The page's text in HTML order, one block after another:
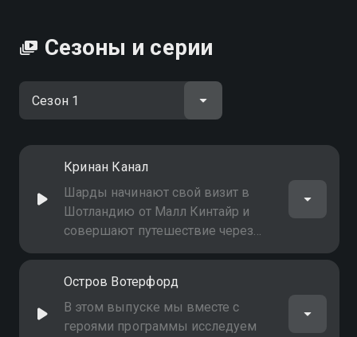
Сезоны и серии
Кринан Канал
Шарды начинают свой визит в
Шотландию от Малл Кинтайр и
совершают путешествие через
канал Кринан посещая небольшие
археологические памятники на
маршруте
Остров Вотерфорд
В этом выпуске мы вместе с
героями программы исследуем